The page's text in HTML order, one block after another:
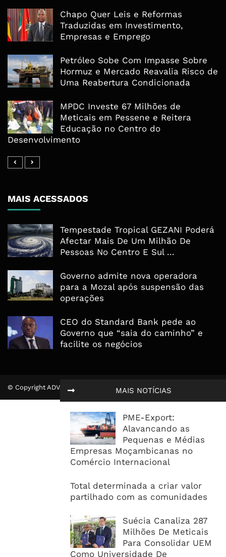
MAIS NOTÍCIAS
PME-Export:
Alavancando as
Pequenas e Médias
Empresas Moçambicanas no
Comércio Internacional
Total determinada a criar valor
partilhado com as comunidades
Suécia Canaliza 287
Milhões De Meticais
Para Consolidar UEM
Como Universidade De
Chapo Quer Leis e Reformas
Traduzidas em Investimento,
Empresas e Emprego
Petróleo Sobe Com Impasse Sobre
Hormuz e Mercado Reavalia Risco de
Uma Reabertura Condicionada
MPDC Investe 67 Milhões de
Meticais em Pessene e Reitera
Educação no Centro do
Desenvolvimento
MAIS ACESSADOS
Tempestade Tropical GEZANI Poderá
Afectar Mais De Um Milhão De
Pessoas No Centro E Sul ...
Governo admite nova operadora
para a Mozal após suspensão das
operações
CEO do Standard Bank pede ao
Governo que “saia do caminho” e
facilite os negócios
© Copyright ADVALUE. Todos Direitos Reservados.